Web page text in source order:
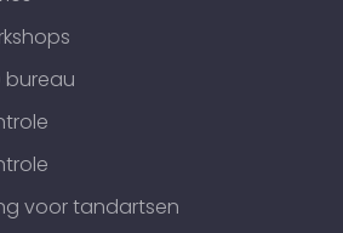
bureau
voor tandartsen